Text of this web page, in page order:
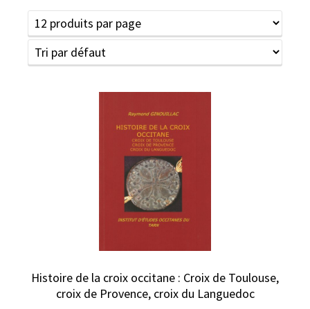
Histoire de la croix occitane : Croix de Toulouse,
croix de Provence, croix du Languedoc